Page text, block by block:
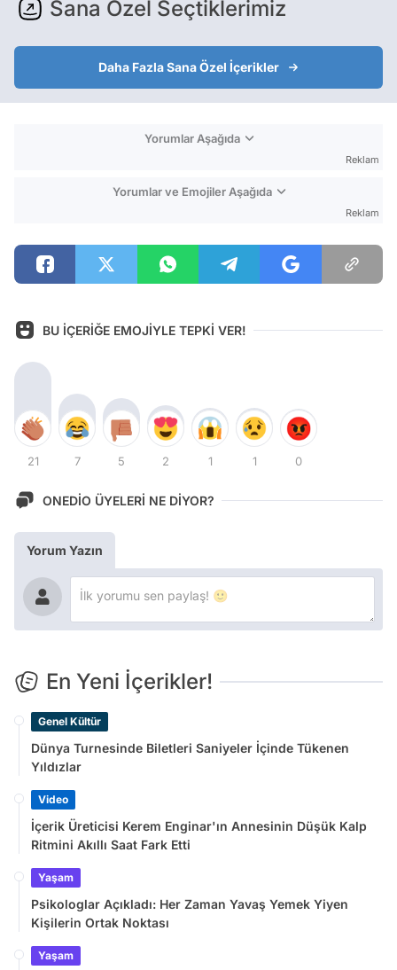
Sana Özel Seçtiklerimiz
Daha Fazla Sana Özel İçerikler
Yorumlar Aşağıda
Reklam
Yorumlar ve Emojiler Aşağıda
Reklam
BU İÇERİĞE EMOJİYLE TEPKİ VER!
21 7 5 2 1 1 0
ONEDİO ÜYELERİ NE DİYOR?
Yorum Yazın
En Yeni İçerikler!
Genel Kültür
Dünya Turnesinde Biletleri Saniyeler İçinde Tükenen
Yıldızlar
Video
İçerik Üreticisi Kerem Enginar'ın Annesinin Düşük Kalp
Ritmini Akıllı Saat Fark Etti
Yaşam
Psikologlar Açıkladı: Her Zaman Yavaş Yemek Yiyen
Kişilerin Ortak Noktası
Yaşam